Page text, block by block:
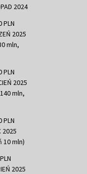
2024
PLN
2025
mln,
PLN
2025
mln,
PLN
2025
10 mln)
2025